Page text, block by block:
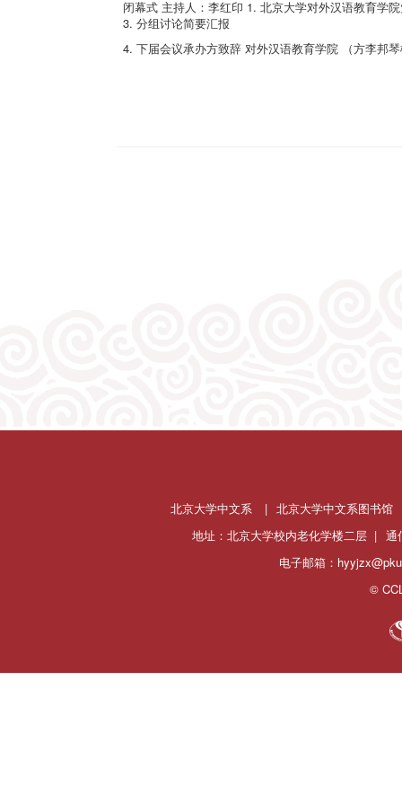
闭幕式 主持人：李红印 1. 北京大学对外汉语教育学
3. 分组讨论简要汇报
4. 下届会议承办方致辞 对外汉语教育学院 （方李邦
北京大学中文系 | 北京大学中文系图书馆
地址：北京大学校内老化学楼二层 | 通
电子邮箱：
©